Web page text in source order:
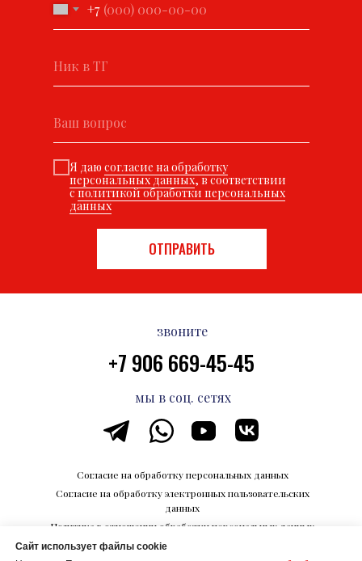
+7
Я даю согласие на обработку
персональных данных, в соответствии
сполитикой обработки персональных
данных
ОТПРАВИТЬ
звоните
+7 906 669-45-45
Каталог впечатлений на Razvedka.World
Политика в отношении обработки персональных данных
Согласие на обработку электронных пользовательских
данных
Согласие на обработку персональных данных
мы в соц. сетях
Сайт использует файлы cookie